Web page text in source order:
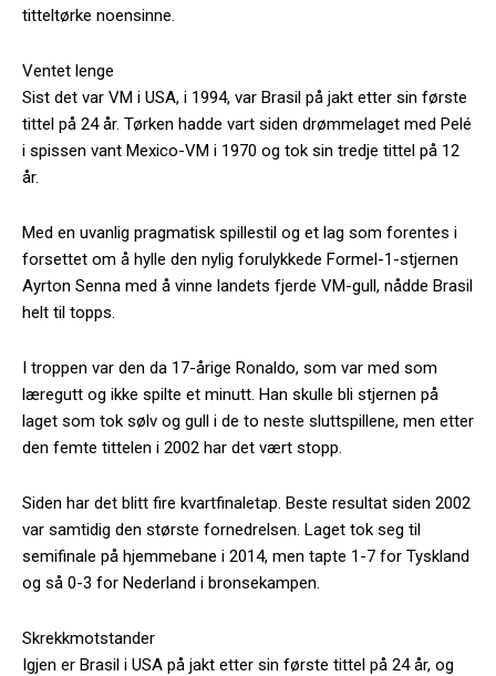
titteltørke noensinne.
Ventet lenge
Sist det var VM i USA, i 1994, var Brasil på jakt etter sin første
tittel på 24 år. Tørken hadde vart siden drømmelaget med Pelé
i spissen vant Mexico-VM i 1970 og tok sin tredje tittel på 12
år.
Med en uvanlig pragmatisk spillestil og et lag som forentes i
forsettet om å hylle den nylig forulykkede Formel-1-stjernen
Ayrton Senna med å vinne landets fjerde VM-gull, nådde Brasil
helt til topps.
I troppen var den da 17-årige Ronaldo, som var med som
læregutt og ikke spilte et minutt. Han skulle bli stjernen på
laget som tok sølv og gull i de to neste sluttspillene, men etter
den femte tittelen i 2002 har det vært stopp.
Siden har det blitt fire kvartfinaletap. Beste resultat siden 2002
var samtidig den største fornedrelsen. Laget tok seg til
semifinale på hjemmebane i 2014, men tapte 1-7 for Tyskland
og så 0-3 for Nederland i bronsekampen.
Skrekkmotstander
Igjen er Brasil i USA på jakt etter sin første tittel på 24 år, og